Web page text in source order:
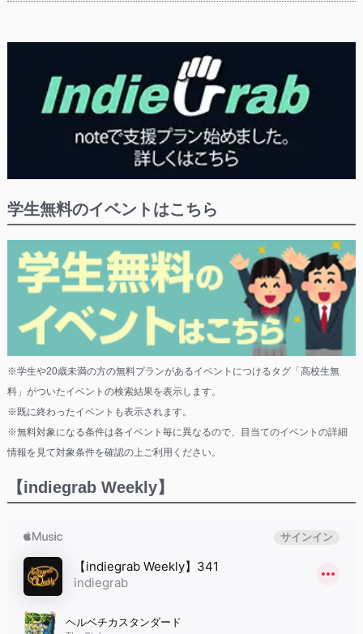
学生無料のイベントはこちら
※学生や20歳未満の方の無料プランがあるイベントにつけるタグ「高校生無
料」がついたイベントの検索結果を表示します。
※既に終わったイベントも表示されます。
※無料対象になる条件は各イベント毎に異なるので、目当てのイベントの詳細
情報を見て対象条件を確認の上ご利用ください。
【indiegrab Weekly】